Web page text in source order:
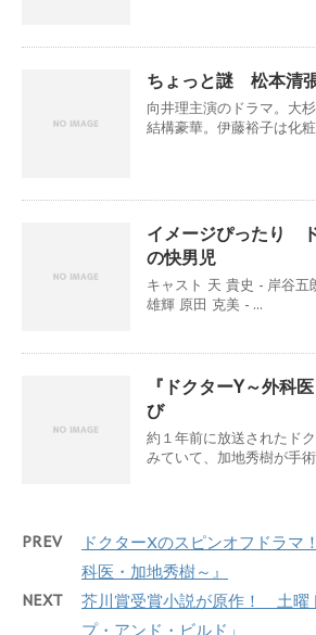
ちょっと謎 松本清
向井理主演のドラマ。大
結構豪華。伊藤裕子は化
イメージぴったり
の快男児
キャスト 天 貴史 - 岸谷五
雄輝 原田 克美 - ...
『ドクターY～外科
び
約１年前に放送されたド
みていて、加地秀樹が手
PREV
ドクターXのスピンオフドラ
科医・加地秀樹～』
NEXT
芥川賞受賞小説が原作！ 土曜
プ・アンド・ビルド」